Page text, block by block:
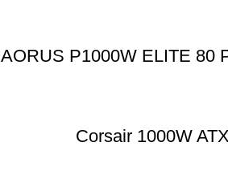
AORUS P1000W ELITE 80
Corsair 1000W